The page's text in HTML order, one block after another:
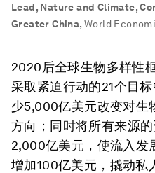
Lead, Nature and Climate,
Greater China, World
2020后全球生物多样性
采取紧迫行动的21个目
少5,000亿美元改变对生
方向；同时将所有来源
2,000亿美元，使流入发
增加100亿美元，撬动私